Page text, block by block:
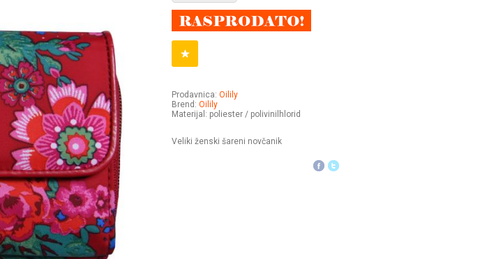
Prodavnica: Oilily
Brend: Oilily
Materijal: poliester / polivinilhlorid
Veliki ženski šareni novčanik